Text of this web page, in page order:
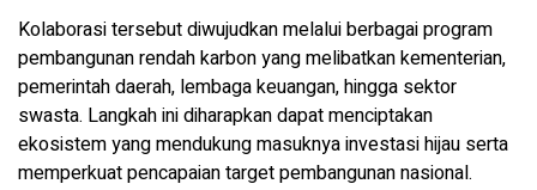
Kolaborasi tersebut diwujudkan melalui berbagai program
pembangunan rendah karbon yang melibatkan kementerian,
pemerintah daerah, lembaga keuangan, hingga sektor
swasta. Langkah ini diharapkan dapat menciptakan
ekosistem yang mendukung masuknya investasi hijau serta
memperkuat pencapaian target pembangunan nasional.